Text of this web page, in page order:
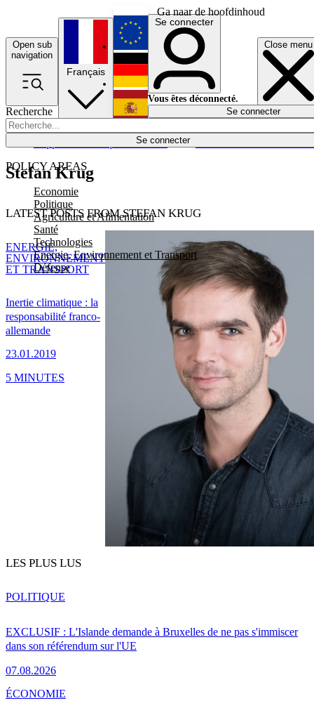
Ga naar de hoofdinhoud
Open sub
navigation
Close menu
Recherche
Se connecter
POLICY AREAS
Economie
Politique
Agriculture et Alimentation
Santé
Technologies
Energie, Environnement et Transport
Défense
Économie
Français
English
Deutsch
Español
Se connecter
Vous êtes déconnecté.
Se connecter
Stefan Krug
LATEST POSTS FROM STEFAN KRUG
Inertie climatique : la
responsabilité franco-
allemande
23.01.2019
ENERGIE,
ENVIRONNEMENT
ET TRANSPORT
5 MINUTES
LES PLUS LUS
EXCLUSIF : L'Islande demande à Bruxelles de ne pas s'immiscer
dans son référendum sur l'UE
07.08.2026
POLITIQUE
ÉCONOMIE